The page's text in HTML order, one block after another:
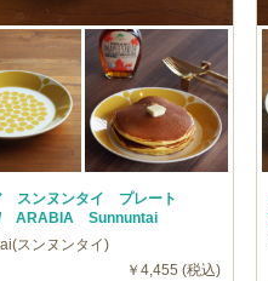
スンヌンタイ プレート
ARABIA Sunnuntai
スンヌンタイ)
￥4,455 (税込)